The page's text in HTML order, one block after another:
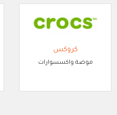
كروكس
موضة واكسسوارات